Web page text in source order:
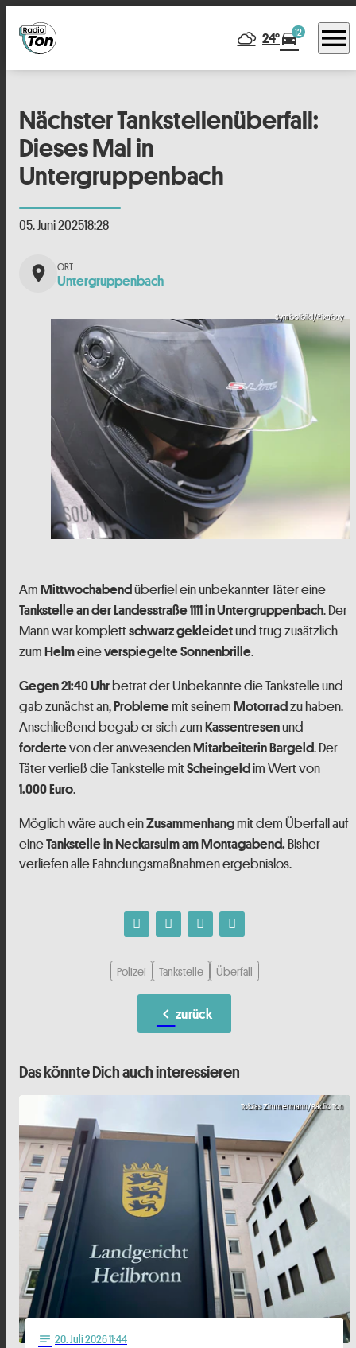
24°directions_car12 menu
Nächster Tankstellenüberfall:
Dieses Mal in
Untergruppenbach
05. Juni 202518:28
place Untergruppenbach
Symbolbild/Pixabay
Am Mittwochabendüberfiel ein unbekannter Täter eine
Tankstelle an der Landesstraße 1111 in Untergruppenbach. Der
Mann war komplettschwarzgekleidetund trug zusätzlich
zum Helmeineverspiegelte Sonnenbrille.
Gegen 21:40 Uhrbetrat der Unbekannte die Tankstelle und
gab zunächst an,Problememit seinem Motorradzu haben.
Anschließend begab er sich zum Kassentresenund
fordertevon der anwesendenMitarbeiterin Bargeld. Der
Täter verließ die Tankstelle mitScheingeldim Wert von
1.000 Euro.
Möglich wäre auch einZusammenhangmit dem Überfall auf
eineTankstelle inNeckarsulm am Montagabend. Bisher
verliefen alle Fahndungsmaßnahmen ergebnislos.
Polizei Tankstelle Überfall
chevron_left zurück
Das könnte Dich auch interessieren
Tobias Zimmermann/Radio Ton
notes 20. Juli 2026 11:44